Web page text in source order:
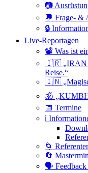
📷
💬 Frage- &
🔒
Live-Reportagen
📽 Was ist
🇮🇷 „IRAN
Reise.“
🇮🇳
🕉 „KUMBH
📅 Termine
ℹ️
🌀
🔄
🗣 Feedback